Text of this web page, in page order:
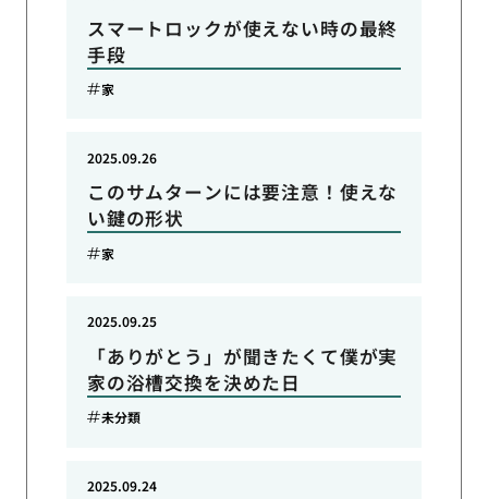
スマートロックが使えない時の最終
手段
家
このサムターンには要注意！使えな
い鍵の形状
2025.09.26
家
「ありがとう」が聞きたくて僕が実
家の浴槽交換を決めた日
2025.09.25
未分類
2025.09.24